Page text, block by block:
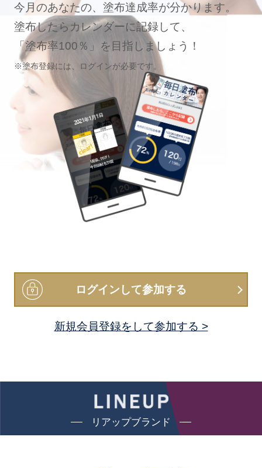
今月のあなたの、塗布達成率が分かります。
塗布したらカレンダーに記録して、
「塗布率100％」を目指しましょう！
※塗布登録には、ログインが必要です。
ログインして参加する
新規会員登録をして参加する >
リアップブランド